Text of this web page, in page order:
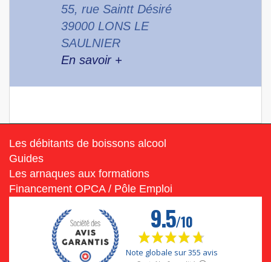
55, rue Saintt Désiré
39000 LONS LE
SAULNIER
En savoir +
Les débitants de boissons alcool
Guides
Les arnaques aux formations
Financement OPCA / Pôle Emploi